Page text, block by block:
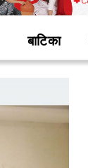
बाटिका